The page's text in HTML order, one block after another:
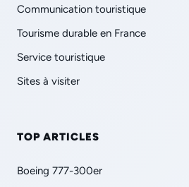
Communication touristique
Tourisme durable en France
Service touristique
Sites à visiter
TOP ARTICLES
Boeing 777-300er